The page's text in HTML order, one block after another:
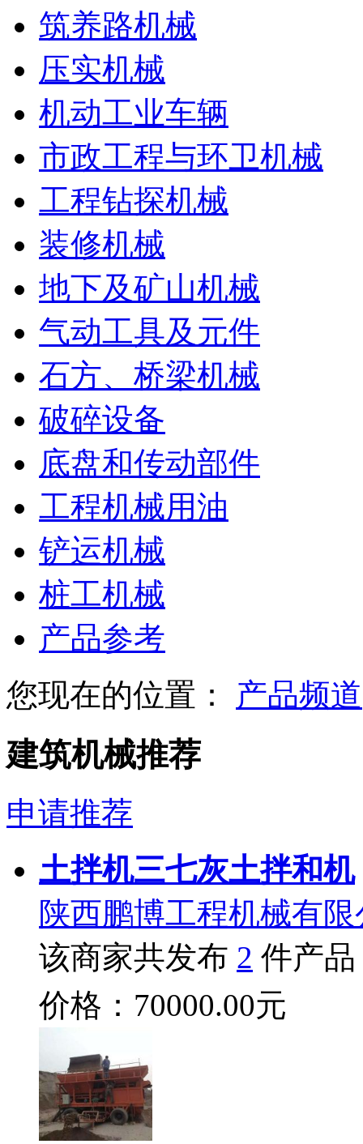
筑养路机械
压实机械
机动工业车辆
市政工程与环卫机械
工程钻探机械
装修机械
地下及矿山机械
气动工具及元件
石方、桥梁机械
破碎设备
底盘和传动部件
工程机械用油
铲运机械
桩工机械
产品参考
您现在的位置：
产品频道
建筑机械推荐
申请推荐
土拌机三七灰土拌和机
陕西鹏博工程机械有
该商家共发布 2 件产品
价格：70000.00元